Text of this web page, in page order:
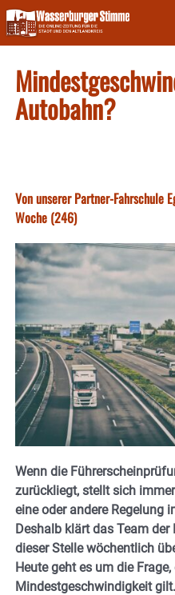
Skip
to
content
Autobahn?
Von unserer Partner-Fahrschule
Woche (246)
Wenn die
zurückliegt, stellt sich
eine oder andere Regelung
Deshalb klärt das Team der
dieser Stelle wöchentlich
Heute geht es um die
Mindestgeschwindigkeit gilt.